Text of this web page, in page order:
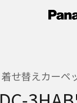
着せ替えカー